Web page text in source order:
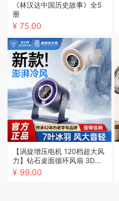
《林汉达中国历史故事》全5
册
¥ 75.00
【涡旋增压电机 120档超大风
力】钻石桌面循环风扇 3D循
环全屋空气 超广角送风
¥ 99.00